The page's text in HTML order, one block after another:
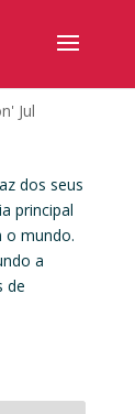
Jul
dos seus
principal
o mundo.
a
de